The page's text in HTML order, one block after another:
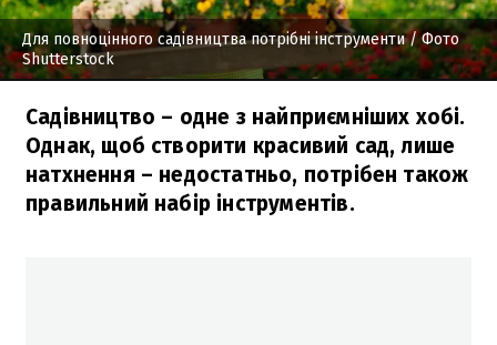
Для повноцінного садівництва потрібні інструменти/ Фото
Shutterstock
Садівництво – одне з найприємніших хобі.
Однак, щоб створити красивий сад, лише
натхнення – недостатньо, потрібен також
правильний набір інструментів.